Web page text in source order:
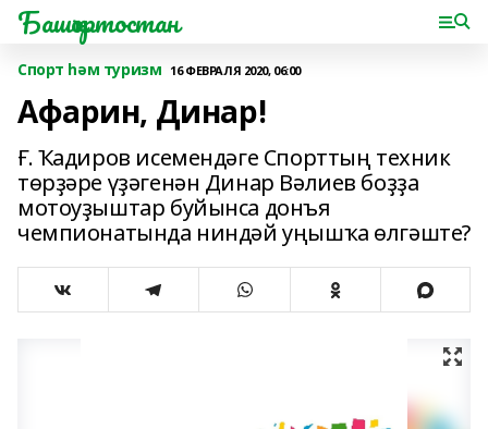
Башҡортостан
Спорт һәм туризм 16 ФЕВРАЛЯ 2020, 06:00
Афарин, Динар!
Ғ. Ҡадиров исемендәге Спорттың техник
төрҙәре үҙәгенән Динар Вәлиев боҙҙа
мотоуҙыштар буйынса донъя
чемпионатында ниндәй уңышҡа өлгәште?